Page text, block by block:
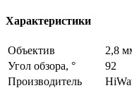
Характеристики
Объектив
2,8
Угол обзора, °
92
Производитель